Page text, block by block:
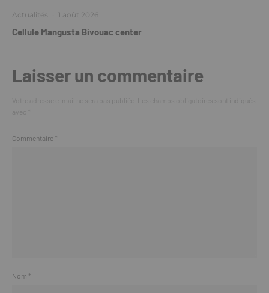
Actualités · 1 août 2026
Cellule Mangusta Bivouac center
Laisser un commentaire
Commentaire *
Nom *